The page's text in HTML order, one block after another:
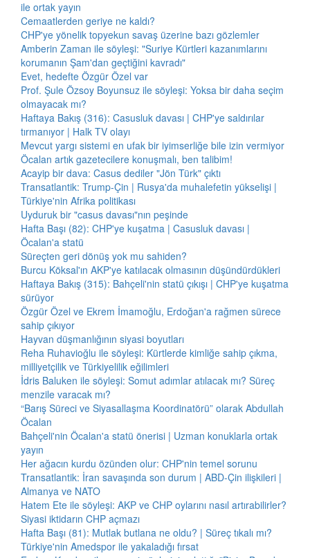
ile ortak yayın
Cemaatlerden geriye ne kaldı?
CHP'ye yönelik topyekun savaş üzerine bazı gözlemler
Amberin Zaman ile söyleşi: "Suriye Kürtleri kazanımlarını
korumanın Şam'dan geçtiğini kavradı"
Evet, hedefte Özgür Özel var
Prof. Şule Özsoy Boyunsuz ile söyleşi: Yoksa bir daha seçim
olmayacak mı?
Haftaya Bakış (316): Casusluk davası | CHP'ye saldırılar
tırmanıyor | Halk TV olayı
Mevcut yargı sistemi en ufak bir iyimserliğe bile izin vermiyor
Öcalan artık gazetecilere konuşmalı, ben talibim!
Acayip bir dava: Casus dediler "Jön Türk" çıktı
Transatlantik: Trump-Çin | Rusya'da muhalefetin yükselişi |
Türkiye'nin Afrika politikası
Uyduruk bir "casus davası"nın peşinde
Hafta Başı (82): CHP'ye kuşatma | Casusluk davası |
Öcalan'a statü
Süreçten geri dönüş yok mu sahiden?
Burcu Köksal'ın AKP'ye katılacak olmasının düşündürdükleri
Haftaya Bakış (315): Bahçeli'nin statü çıkışı | CHP'ye kuşatma
sürüyor
Özgür Özel ve Ekrem İmamoğlu, Erdoğan'a rağmen sürece
sahip çıkıyor
Hayvan düşmanlığının siyasi boyutları
Reha Ruhavioğlu ile söyleşi: Kürtlerde kimliğe sahip çıkma,
milliyetçilik ve Türkiyelilik eğilimleri
İdris Baluken ile söyleşi: Somut adımlar atılacak mı? Süreç
menzile varacak mı?
“Barış Süreci ve Siyasallaşma Koordinatörü” olarak Abdullah
Öcalan
Bahçeli'nin Öcalan'a statü önerisi | Uzman konuklarla ortak
yayın
Her ağacın kurdu özünden olur: CHP'nin temel sorunu
Transatlantik: İran savaşında son durum | ABD-Çin ilişkileri |
Almanya ve NATO
Hatem Ete ile söyleşi: AKP ve CHP oylarını nasıl artırabilirler?
Siyasi iktidarın CHP açmazı
Hafta Başı (81): Mutlak butlana ne oldu? | Süreç tıkalı mı?
Türkiye'nin Amedspor ile yakaladığı fırsat